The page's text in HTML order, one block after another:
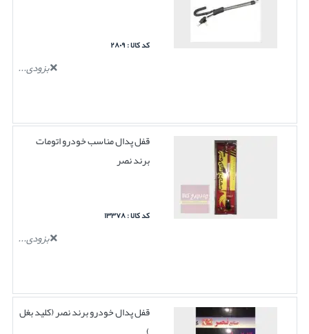
کد کالا : ۲۸۰۹
بزودی...
قفل پدال مناسب خودرو اتومات
برند نصر
کد کالا : ۱۳۳۷۸
بزودی...
قفل پدال خودرو برند نصر (کلید بغل